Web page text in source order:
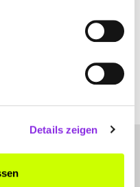
Details zeigen